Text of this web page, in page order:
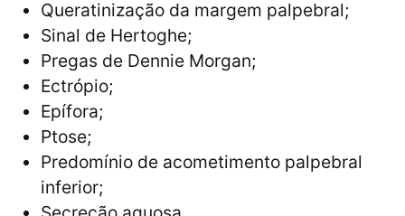
Queratinização da margem palpebral;
Sinal de Hertoghe;
Pregas de Dennie Morgan;
Ectrópio;
Epífora;
Ptose;
Predomínio de acometimento palpebral
inferior;